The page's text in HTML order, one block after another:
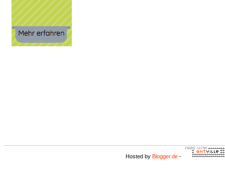
Hosted by Blogger.de -